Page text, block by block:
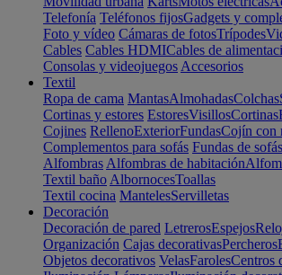
Telefonía Teléfonos fijosGadgets y
Foto y vídeo Cámaras de fotosTrípodes
Cables Cables HDMICables de
Consolas y videojuegos Accesorios
Textil
Ropa de cama MantasAlmohadasColchas
Cortinas y estores EstoresVisillosCortinas
Cojines RellenoExteriorFundasCojín con
Complementos para sofás Fundas de sofás
Alfombras Alfombras de habitación
Textil baño AlbornocesToallas
Textil cocina MantelesServilletas
Decoración
Decoración de pared LetrerosEspejos
Organización Cajas decorativasPercheros
Objetos decorativos VelasFarolesCentros